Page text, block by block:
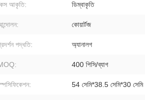
আকৃতি: ডিম্বাকৃতি
কোয়ার্টজ
পদ্ধতি: অ্যানালগ
400 পিসি/ব্যাগ
54 সেমি*38.5 সেমি*30 সেমি